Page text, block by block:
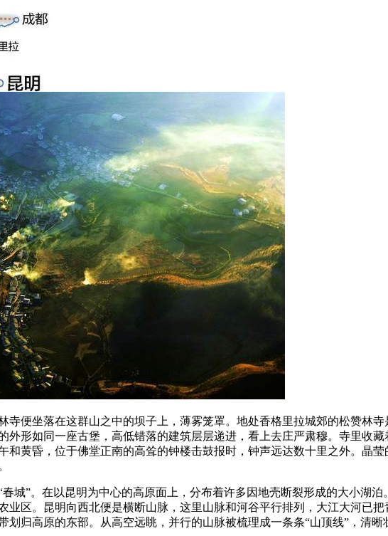
寺便坐落在这群山之中的坝子上，薄雾笼罩。地处香格里拉城郊的松赞林
外形如同一座古堡，高低错落的建筑层层递进，看上去庄严肃穆。寺里收
和黄昏，位于佛堂正南的高耸的钟楼击鼓报时，钟声远达数十里之外。晶
城”。在以昆明为中心的高原面上，分布着许多因地壳断裂形成的大小湖
业区。昆明向西北便是横断山脉，这里山脉和河谷平行排列，大江大河已
归高原的东部。从高空远眺，并行的山脉被梳理成一条条“山顶线”，清晰